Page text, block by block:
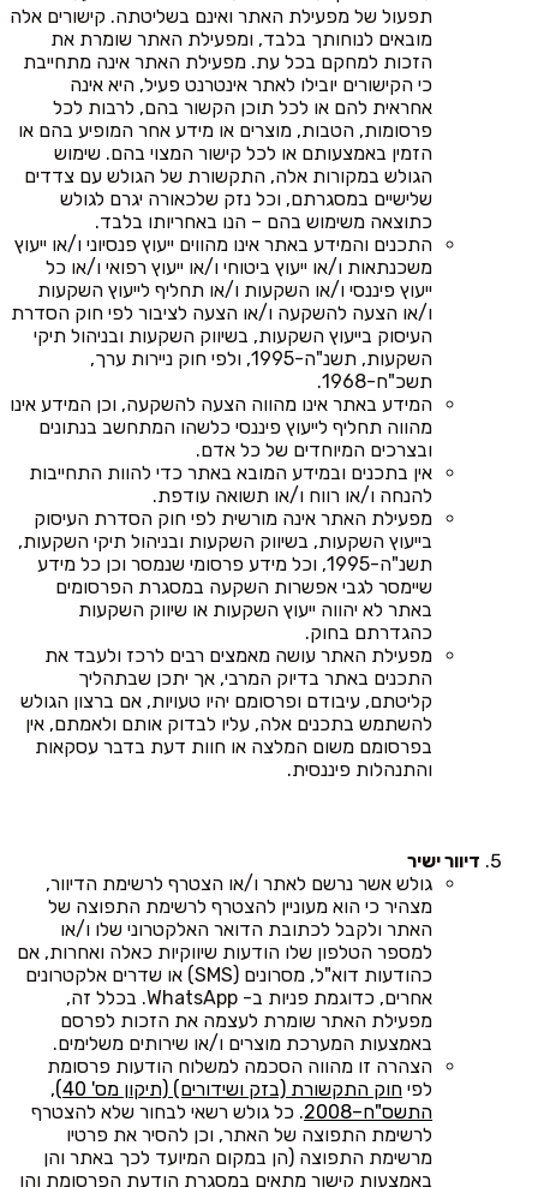
תפעול של מפעילת האתר ואינם בשליטתה. קישורים אלה
מובאים לנוחותך בלבד, ומפעילת האתר שומרת את
הזכות למחקם בכל עת. מפעילת האתר אינה מתחייבת
כי הקישורים יובילו לאתר אינטרנט פעיל, היא אינה
אחראית להם או לכל תוכן הקשור בהם, לרבות לכל
פרסומות, הטבות, מוצרים או מידע אחר המופיע בהם או
הזמין באמצעותם או לכל קישור המצוי בהם. שימוש
הגולש במקורות אלה, התקשורת של הגולש עם צדדים
שלישיים במסגרתם, וכל נזק שלכאורה יגרם לגולש
כתוצאה משימוש בהם – הנו באחריותו בלבד.
התכנים והמידע באתר אינו מהווים ייעוץ פנסיוני ו/או ייעוץ
משכנתאות ו/או ייעוץ ביטוחי ו/או ייעוץ רפואי ו/או כל
ייעוץ פיננסי ו/או השקעות ו/או תחליף לייעוץ השקעות
ו/או הצעה להשקעה ו/או הצעה לציבור לפי חוק הסדרת
העיסוק בייעוץ השקעות, בשיווק השקעות ובניהול תיקי
השקעות, תשנ"ה-1995, ולפי חוק ניירות ערך,
תשכ"ח-1968.
המידע באתר אינו מהווה הצעה להשקעה, וכן המידע אינו
מהווה תחליף לייעוץ פיננסי כלשהו המתחשב בנתונים
ובצרכים המיוחדים של כל אדם.
אין בתכנים ובמידע המובא באתר כדי להוות התחייבות
להנחה ו/או רווח ו/או תשואה עודפת.
מפעילת האתר אינה מורשית לפי חוק הסדרת העיסוק
בייעוץ השקעות, בשיווק השקעות ובניהול תיקי השקעות,
תשנ"ה-1995, וכל מידע פרסומי שנמסר וכן כל מידע
שיימסר לגבי אפשרות השקעה במסגרת הפרסומים
באתר לא יהווה ייעוץ השקעות או שיווק השקעות
כהגדרתם בחוק.
מפעילת האתר עושה מאמצים רבים לרכז ולעבד את
התכנים באתר בדיוק המרבי, אך יתכן שבתהליך
קליטתם, עיבודם ופרסומם יהיו טעויות, אם ברצון הגולש
להשתמש בתכנים אלה, עליו לבדוק אותם ולאמתם, אין
בפרסומם משום המלצה או חוות דעת בדבר עסקאות
והתנהלות פיננסית.
דיוור ישיר
גולש אשר נרשם לאתר ו/או הצטרף לרשימת הדיוור,
מצהיר כי הוא מעוניין להצטרף לרשימת התפוצה של
האתר ולקבל לכתובת הדואר האלקטרוני שלו ו/או
למספר הטלפון שלו הודעות שיווקיות כאלה ואחרות, אם
כהודעות דוא"ל, מסרונים (SMS) או שדרים אלקטרונים
אחרים, כדוגמת פניות ב- WhatsApp. בכלל זה,
מפעילת האתר שומרת לעצמה את הזכות לפרסם
באמצעות המערכת מוצרים ו/או שירותים משלימים.
הצהרה זו מהווה הסכמה למשלוח הודעות פרסומת
לפי
חוק התקשורת (בזק ושידורים) (תיקון מס' 40),
התשס"ח–2008
. כל גולש רשאי לבחור שלא להצטרף
לרשימת התפוצה של האתר, וכן להסיר את פרטיו
מרשימת התפוצה (הן במקום המיועד לכך באתר והן
באמצעות קישור מתאים במסגרת הודעת הפרסומת והן